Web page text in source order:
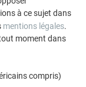
à ce sujet dans
mentions légales.
moment dans
compris)